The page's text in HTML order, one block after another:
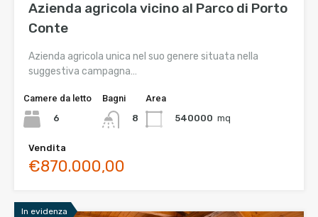
Azienda agricola vicino al Parco di Porto
Conte
Azienda agricola unica nel suo genere situata nella
suggestiva campagna…
Camere da letto
6
Bagni
8
Area
540000 mq
Vendita
€870.000,00
In evidenza